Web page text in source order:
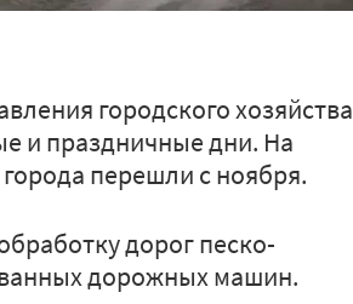
городского хозяйства
и праздничные дни. На
перешли с ноября.
дорог песко-
дорожных машин.